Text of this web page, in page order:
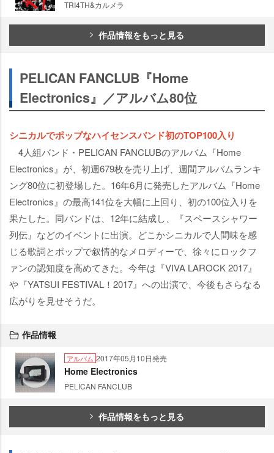
TRI4TH&カルメラ
作品情報をもっと見る
PELICAN FANCLUB『Home
Electronics』／アルバム80位
シニカルでポップなハイセンスバンド初のTOP100入り
4人組バンド・PELICAN FANCLUBのアルバム『Home
Electronics』が、初週679枚を売り上げ、週間アルバムランキ
ング80位に初登場した。16年6月に発売したアルバム『Home
Electronics』の最高141位を大幅に上回り、初の100位入りを
果たした。同バンドは、12年に結成し、『スペースシャワー
列伝』などのイベントに出演。どこかシニカルで人間味を感
じる歌詞とポップで叙情的なメロディーで、徐々にロックフ
ァンの認知度を高めてきた。今年は『VIVA LAROCK 2017』
『YATSUI FESTIVAL！2017』への出演で、今後もさらなる
広がりを見せそうだ。
作品情報
アルバム 2017年05月10日発売
Home Electronics
PELICAN FANCLUB
作品情報をもっと見る